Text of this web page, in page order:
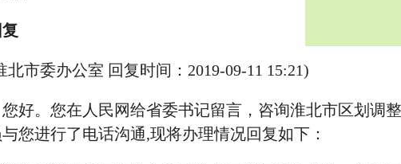
委办公室 回复时间：2019-09-11 15:21)
。您在人民网给省委书记留言，咨询淮北市区划调整
您进行了电话沟通,现将办理情况回复如下：